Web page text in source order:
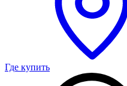
Где купить